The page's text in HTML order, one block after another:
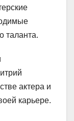
таланта.
актера и
карьере.